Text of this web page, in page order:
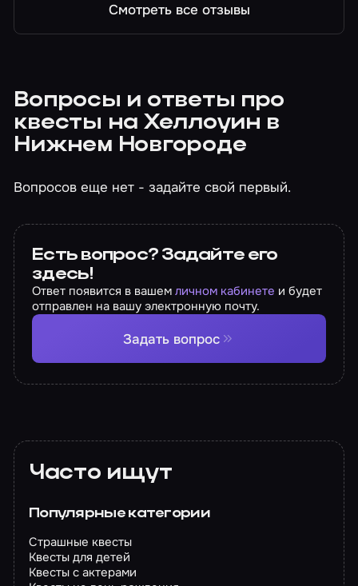
Смотреть все отзывы
Вопросы и ответы про
квесты на Хеллоуин в
Нижнем Новгороде
Вопросов еще нет - задайте свой первый.
Есть вопрос? Задайте его
здесь!
Ответ появится в вашемличном кабинете и будет
отправлен на вашу электронную почту.
Задать вопрос
Часто ищут
Популярные категории
Страшные квесты
Квесты для детей
Квесты с актерами